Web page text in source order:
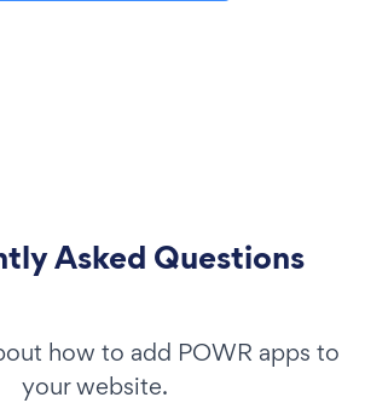
Asked Questions
how to add POWR apps to
your website.